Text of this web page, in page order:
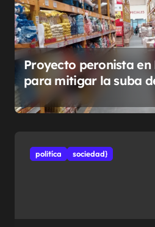
Proyecto peronista en
para mitigar la suba
municipales
politíca sociedad}